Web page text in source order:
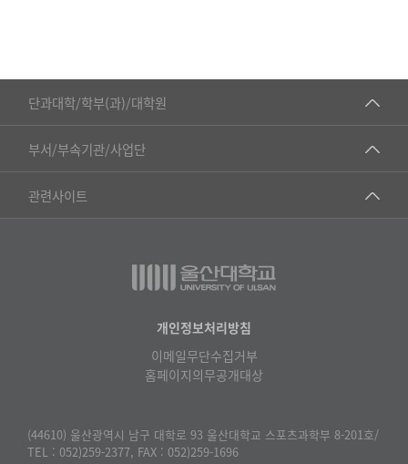
단과대학/학부(과)/대학원
■인문대학
▷국어국문학부
▷일본어·일본학과
▷프랑스어·프랑스학과
▷사회과학부
부서/부속기관/사업단
공동기기센터
공학교육혁신센터
물리BK 미래혁신응집물질물리인재교육연구단
미래기술혁신융합형인재양성센터
관련사이트
건강가정지원센터
교수협의회
온라인 기술거래 플랫폼
울산대학교 총동문회
개인정보처리방침
이메일무단수집거부
홈페이지의무공개대상
(44610) 울산광역시 남구 대학로 93 울산대학교 스포츠과학부 8-201호/
TEL : 052)259-2377, FAX : 052)259-1696